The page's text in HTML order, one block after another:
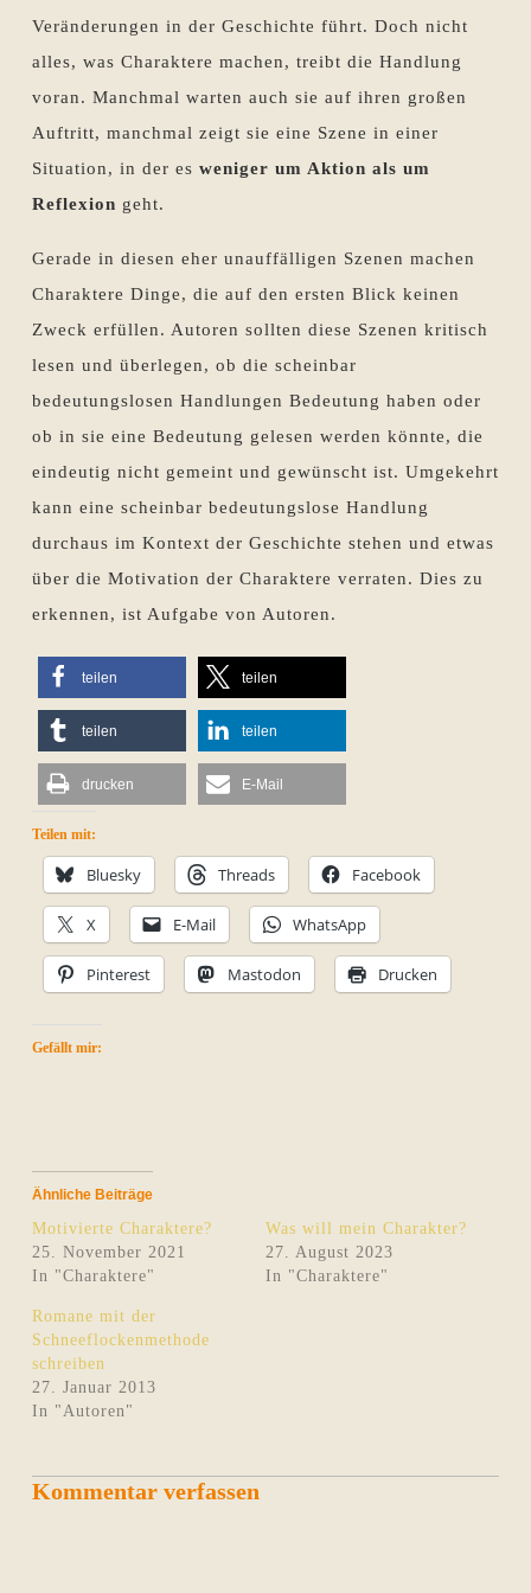
Veränderungen in der Geschichte führt. Doch nicht
alles, was Charaktere machen, treibt die Handlung
voran. Manchmal warten auch sie auf ihren großen
Auftritt, manchmal zeigt sie eine Szene in einer
Situation, in der es weniger um Aktion als um
Reflexion geht.
Gerade in diesen eher unauffälligen Szenen machen
Charaktere Dinge, die auf den ersten Blick keinen
Zweck erfüllen. Autoren sollten diese Szenen kritisch
lesen und überlegen, ob die scheinbar
bedeutungslosen Handlungen Bedeutung haben oder
ob in sie eine Bedeutung gelesen werden könnte, die
eindeutig nicht gemeint und gewünscht ist. Umgekehrt
kann eine scheinbar bedeutungslose Handlung
durchaus im Kontext der Geschichte stehen und etwas
über die Motivation der Charaktere verraten. Dies zu
erkennen, ist Aufgabe von Autoren.
teilen teilen
teilen teilen
drucken E-Mail
Teilen mit:
Bluesky Threads Facebook
X E-Mail WhatsApp
Pinterest Mastodon Drucken
Gefällt mir:
Ähnliche Beiträge
Motivierte Charaktere?
25. November 2021
In "Charaktere"
Was will mein Charakter?
27. August 2023
In "Charaktere"
Romane mit der
Schneeflockenmethode
schreiben
27. Januar 2013
In "Autoren"
Kommentar verfassen